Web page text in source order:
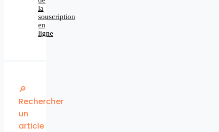
la
souscription
en
ligne
🔎
Rechercher
un
article